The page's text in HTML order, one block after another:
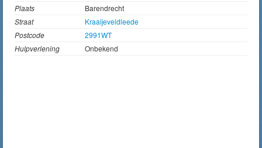
Plaats
Barendrecht
Straat
Kraaijeveldleede
Postcode
2991WT
Hulpverlening
Onbekend